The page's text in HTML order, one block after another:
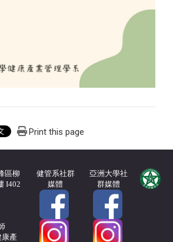
Print this page
區柳
I402
康產
健管系社群
媒體
亞洲大學社
群媒體